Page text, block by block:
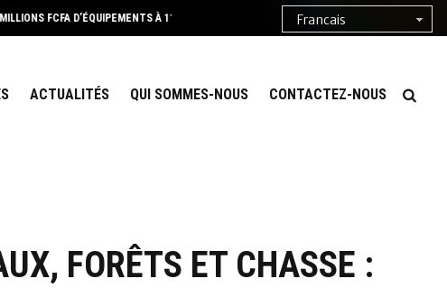
DU SUD-BÉNIN BANTÈ : LES ACTEURS DU BOIS LANCENT UNE OFFENSIVE DE
ACTUALITÉS QUI SOMMES-NOUS CONTACTEZ-NOUS
FORÊTS ET CHASSE :